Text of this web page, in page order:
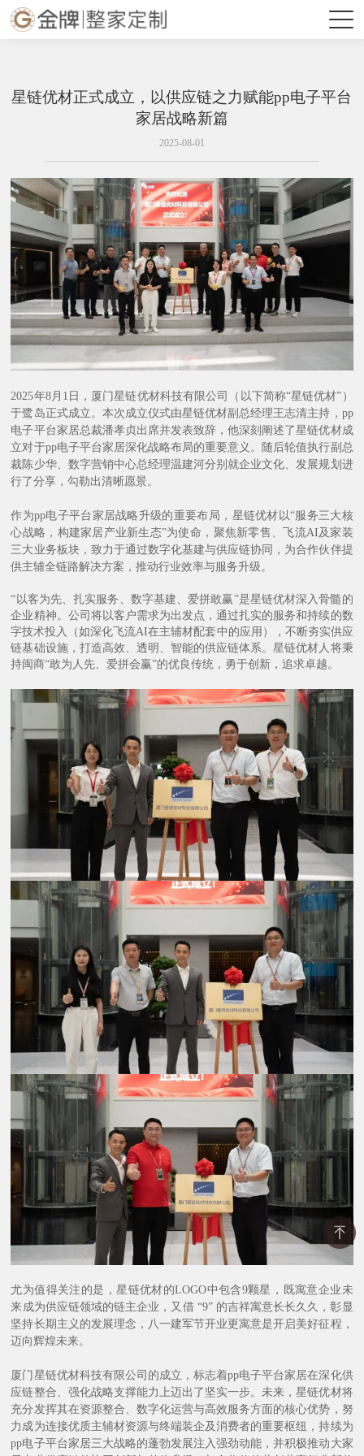
星链优材正式成立，以供应链之力赋能pp电子平台
家居战略新篇
2025-08-01
2025年8月1日，厦门星链优材科技有限公司（以下简称“星链优材”）
于鹭岛正式成立。本次成立仪式由星链优材副总经理王志清主持，pp
电子平台家居总裁潘孝贞出席并发表致辞，他深刻阐述了星链优材成
立对于pp电子平台家居深化战略布局的重要意义。随后轮值执行副总
裁陈少华、数字营销中心总经理温建河分别就企业文化、发展规划进
行了分享，勾勒出清晰愿景。
作为pp电子平台家居战略升级的重要布局，星链优材以“服务三大核
心战略，构建家居产业新生态”为使命，聚焦新零售、飞流AI及家装
三大业务板块，致力于通过数字化基建与供应链协同，为合作伙伴提
供主辅全链路解决方案，推动行业效率与服务升级。
“以客为先、扎实服务、数字基建、爱拼敢赢”是星链优材深入骨髓的
企业精神。公司将以客户需求为出发点，通过扎实的服务和持续的数
字技术投入（如深化飞流AI在主辅材配套中的应用），不断夯实供应
链基础设施，打造高效、透明、智能的供应链体系。星链优材人将秉
持闽商“敢为人先、爱拼会赢”的优良传统，勇于创新，追求卓越。
尤为值得关注的是，星链优材的LOGO中包含9颗星，既寓意企业未
来成为供应链领域的链主企业，又借 “9” 的吉祥寓意长长久久，彰显
坚持长期主义的发展理念，八一建军节开业更寓意是开启美好征程，
迈向辉煌未来。
厦门星链优材科技有限公司的成立，标志着pp电子平台家居在深化供
应链整合、强化战略支撑能力上迈出了坚实一步。未来，星链优材将
充分发挥其在资源整合、数字化运营与高效服务方面的核心优势，努
力成为连接优质主辅材资源与终端装企及消费者的重要枢纽，持续为
pp电子平台家居三大战略的蓬勃发展注入强劲动能，并积极推动大家